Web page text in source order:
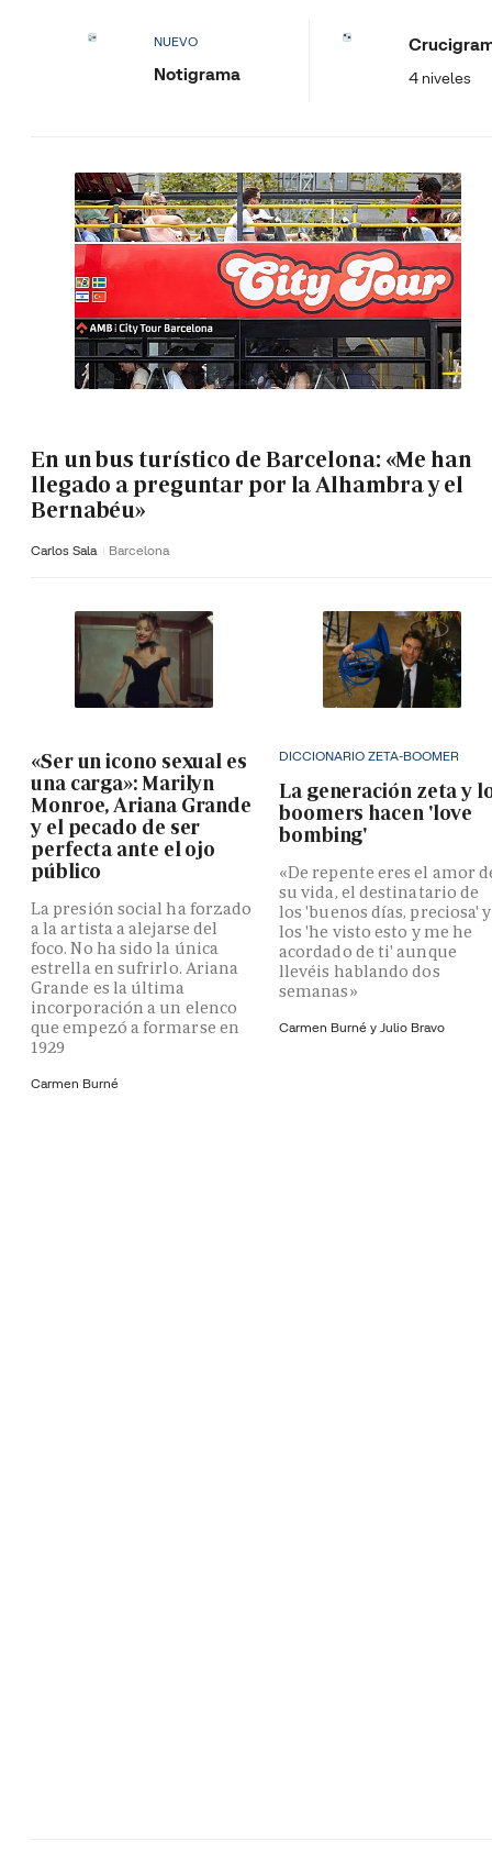
NUEVO
Notigrama 4 niveles
En un bus turístico de Barcelona: «Me han
llegado a preguntar por la Alhambra y el
Bernabéu»
Carlos Sala Barcelona
«Ser un icono sexual es
una carga»: Marilyn
Monroe, Ariana Grande
y el pecado de ser
perfecta ante el ojo
público
La presión social ha forzado
a la artista a alejarse del
foco. No ha sido la única
estrella en sufrirlo. Ariana
Grande es la última
incorporación a un elenco
que empezó a formarse en
1929
Carmen Burné
DICCIONARIO ZETA-BOOMER
La generación zeta y
boomers hacen 'love
bombing'
«De repente eres el amor
su vida, el destinatario de
los 'buenos días, preciosa' y
los 'he visto esto y me he
acordado de ti' aunque
llevéis hablando dos
semanas»
Carmen Burné y Julio Bravo